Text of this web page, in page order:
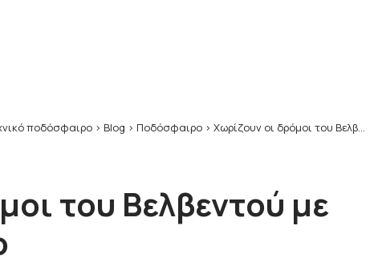
ποδόσφαιρο > Blog > Ποδόσφαιρο > Χωρίζουν οι δρόμοι του Βελβεντού με τον Έρσον Μέτκο
του Βελβεντού με